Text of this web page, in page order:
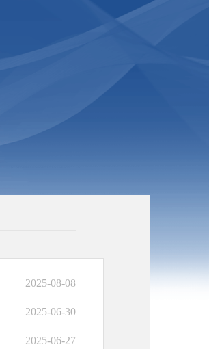
2025-08-08
2025-06-30
2025-06-27